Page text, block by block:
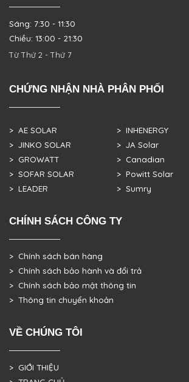
Sáng: 7:30 - 11:30
Chiều: 13:00 - 21:30
Từ Thứ 2 - Thứ 7
CHỨNG NHẬN NHÀ PHÂN PHỐI
> AE SOLAR
> JINKO SOLAR
> GROWATT
> SOFAR SOLAR
> LEADER
> INHENERGY
> JA Solar
> Canadian
> Powitt Solar
> Sumry
CHÍNH SÁCH CÔNG TY
> Chính sách bán hàng
> Chính sách bảo hành và đổi trả
> Chính sách bảo mật thông tin
> Thông tin chuyển khoản
VỀ CHÚNG TÔI
> GIỚI THIỆU